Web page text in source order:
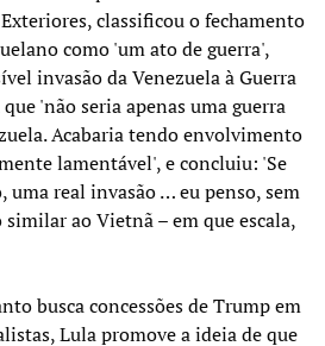
classificou o fechamento
como 'um ato de guerra',
invasão da Venezuela à Guerra
'não seria apenas uma guerra
Acabaria tendo envolvimento
lamentável', e concluiu: 'Se
uma real invasão … eu penso, sem
ao Vietnã – em que escala,
busca concessões de Trump em
Lula promove a ideia de que